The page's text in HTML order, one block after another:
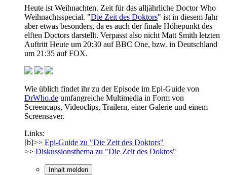
Heute ist Weihnachten. Zeit für das alljährliche Doctor Who
Weihnachtsspecial. "Die Zeit des Doktors" ist in diesem Jahr
aber etwas besonders, da es auch der finale Höhepunkt des
elften Doctors darstellt. Verpasst also nicht Matt Smith letzten
Auftritt Heute um 20:30 auf BBC One, bzw. in Deutschland
um 21:35 auf FOX.
Wie üblich findet ihr zu der Episode im Epi-Guide von
DrWho.de umfangreiche Multimedia in Form von
Screencaps, Videoclips, Trailern, einer Galerie und einem
Screensaver.
Links:
[b]>> Epi-Guide zu "Die Zeit des Doktors"
>> Diskussionsthema zu "Die Zeit des Doktos"
Inhalt melden